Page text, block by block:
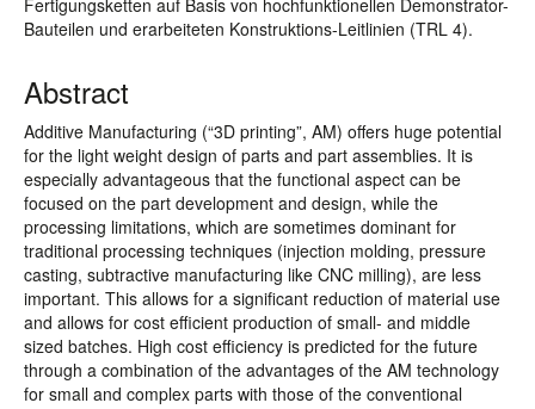
Fertigungsketten auf Basis von hochfunktionellen Demonstrator-
Bauteilen und erarbeiteten Konstruktions-Leitlinien (TRL 4).
Abstract
Additive Manufacturing (“3D printing”, AM) offers huge potential
for the light weight design of parts and part assemblies. It is
especially advantageous that the functional aspect can be
focused on the part development and design, while the
processing limitations, which are sometimes dominant for
traditional processing techniques (injection molding, pressure
casting, subtractive manufacturing like CNC milling), are less
important. This allows for a significant reduction of material use
and allows for cost efficient production of small- and middle
sized batches. High cost efficiency is predicted for the future
through a combination of the advantages of the AM technology
for small and complex parts with those of the conventional